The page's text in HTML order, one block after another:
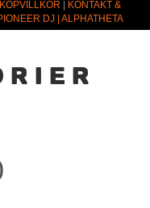
KÖPVILLKOR
KONTAKT &
DJ | ALPHATHETA